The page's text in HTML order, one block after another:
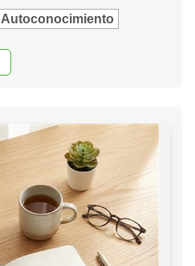
Autoconocimiento